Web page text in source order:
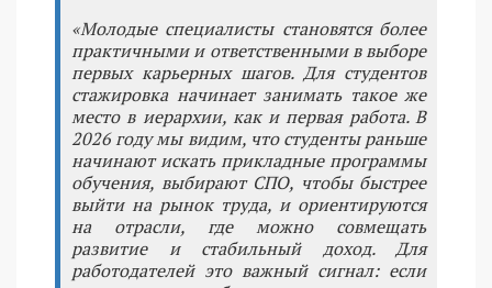
«Молодые специалисты становятся более
практичными и ответственными в выборе
первых карьерных шагов. Для студентов
стажировка начинает занимать такое же
место в иерархии, как и первая работа. В
2026 году мы видим, что студенты раньше
начинают искать прикладные программы
обучения, выбирают СПО, чтобы быстрее
выйти на рынок труда, и ориентируются
на отрасли, где можно совмещать
развитие и стабильный доход. Для
работодателей это важный сигнал: если